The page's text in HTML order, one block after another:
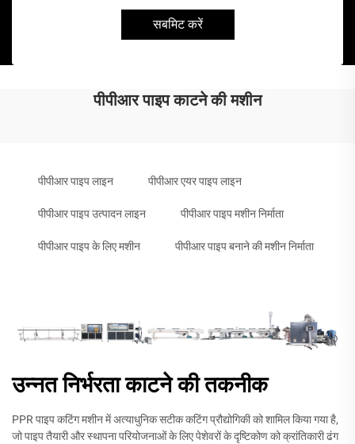
सबमिट करें
पीपीआर पाइप काटने की मशीन
पीपीआर पाइप लाइन पीपीआर एयर पाइप लाइन
पीपीआर पाइप उत्पादन लाइन पीपीआर पाइप मशीन निर्माता
पीपीआर पाइप के लिए मशीन पीपीआर पाइप बनाने की मशीन निर्माता
उन्नत निर्भरता काटने की तकनीक
PPR पाइप कटिंग मशीन में अत्याधुनिक सटीक कटिंग प्रौद्योगिकी को शामिल किया गया है,
जो पाइप तैयारी और स्थापना परियोजनाओं के लिए पेशेवरों के दृष्टिकोण को क्रांतिकारी ढंग